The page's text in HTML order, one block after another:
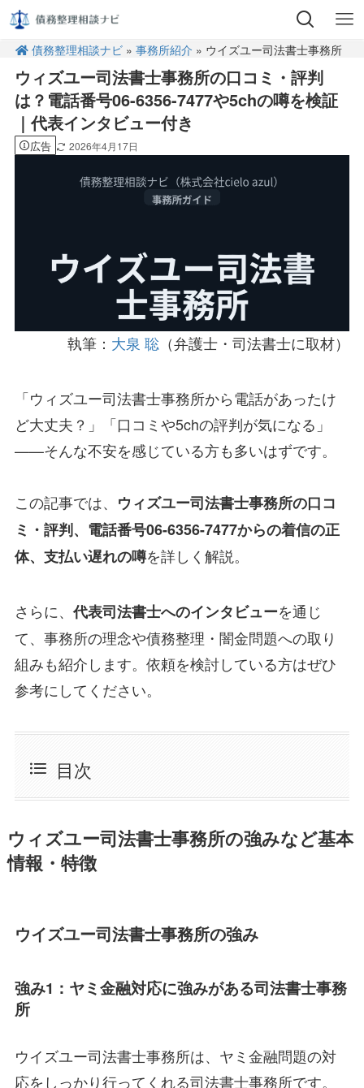
債務整理相談ナビ »事務所紹介 » ウイズユー司法書士事務所
ウィズユー司法書士事務所の口コミ・評判
は？電話番号06-6356-7477や5chの噂を検証
｜代表インタビュー付き
広告 2026年4月17日
執筆： 大泉 聡 （弁護士・司法書士に取材）
「ウィズユー司法書士事務所から電話があったけ
ど大丈夫？」「口コミや5chの評判が気になる」
——そんな不安を感じている方も多いはずです。
この記事では、 ウィズユー司法書士事務所の口コ
ミ・評判、電話番号06-6356-7477からの着信の正
体、支払い遅れの噂を詳しく解説。
さらに、 代表司法書士へのインタビューを通じ
て、事務所の理念や債務整理・闇金問題への取り
組みも紹介します。依頼を検討している方はぜひ
参考にしてください。
目次
ウィズユー司法書士事務所の強みなど基本
情報・特徴
ウイズユー司法書士事務所の強み
強み1：ヤミ金融対応に強みがある司法書士事務
所
ウイズユー司法書士事務所は、ヤミ金融問題の対
応をしっかり行ってくれる司法書士事務所です。